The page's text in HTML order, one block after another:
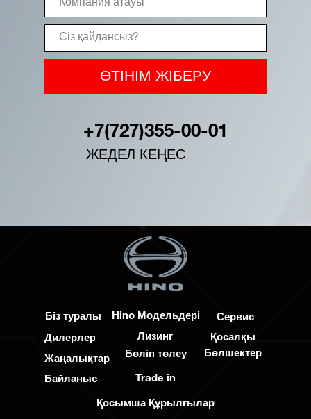
ӨТІНІМ ЖІБЕРУ
+7(727)355-00-01
ЖЕДЕЛ КЕҢЕС
Біз туралы
Дилерлер
Жаңалықтар
Байланыс
Қосалқы
Бөлшектер
Сервис
Бөліп төлеу
Лизинг
Hino Модельдері
Trade in
Қосымша Құрылғылар